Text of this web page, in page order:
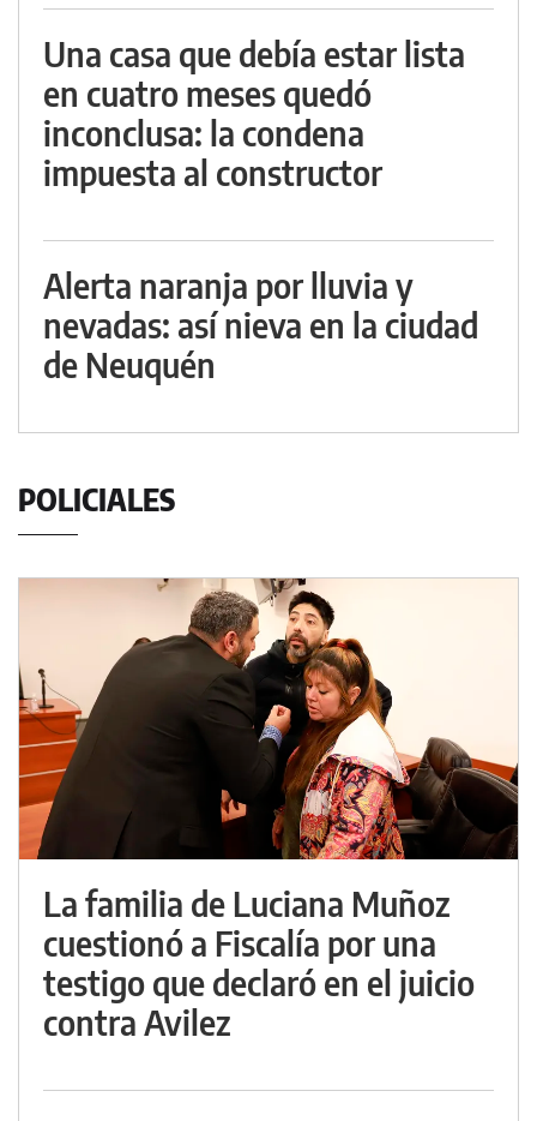
Una casa que debía estar lista
en cuatro meses quedó
inconclusa: la condena
impuesta al constructor
Alerta naranja por lluvia y
nevadas: así nieva en la ciudad
de Neuquén
POLICIALES
La familia de Luciana Muñoz
cuestionó a Fiscalía por una
testigo que declaró en el juicio
contra Avilez